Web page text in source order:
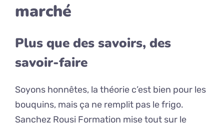
marché
Plus que des savoirs, des
savoir-faire
Soyons honnêtes, la théorie c’est bien pour les
bouquins, mais ça ne remplit pas le frigo.
Sanchez Rousi Formation mise tout sur le